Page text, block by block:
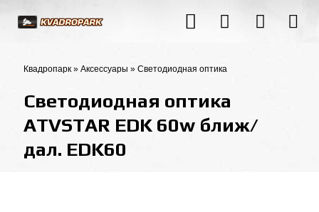
Квадропарк » Аксессуары » Светодиодная оптика
Светодиодная оптика
ATVSTAR EDK 60w ближ/
дал. EDK60